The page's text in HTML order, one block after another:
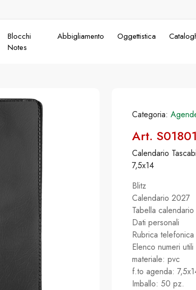
Blocchi
Notes
Abbigliamento Oggettistica
Categoria:
Art. S01801
Calendario
7,5x14
Blitz
Calendario 2027
Tabella
Dati personali
Rubrica telefonica
Elenco numeri utili
materiale: pvc
f.to agenda:
Imballo: 50 pz.